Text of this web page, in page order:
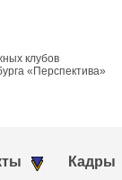
клубов
«Перспектива»
Кадры